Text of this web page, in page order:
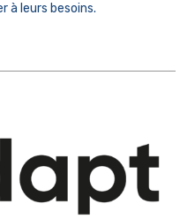
à leurs besoins.